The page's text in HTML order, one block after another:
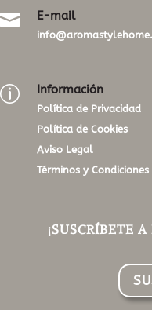
 E-mail
p Información
Política de Privacidad
Política de Cookies
Aviso Legal
Términos y
¡SUSCRÍBETE